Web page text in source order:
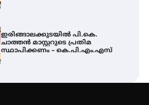
ഇരിങ്ങാലക്കുടയിൽ പി.കെ.
ചാത്തൻ മാസ്റ്ററുടെ പ്രതിമ
സ്ഥാപിക്കണം – കെ.പി.എം.എസ്
അമ്മന്നൂർ ചാച്ചുചാക്യാർ സ്മാരക